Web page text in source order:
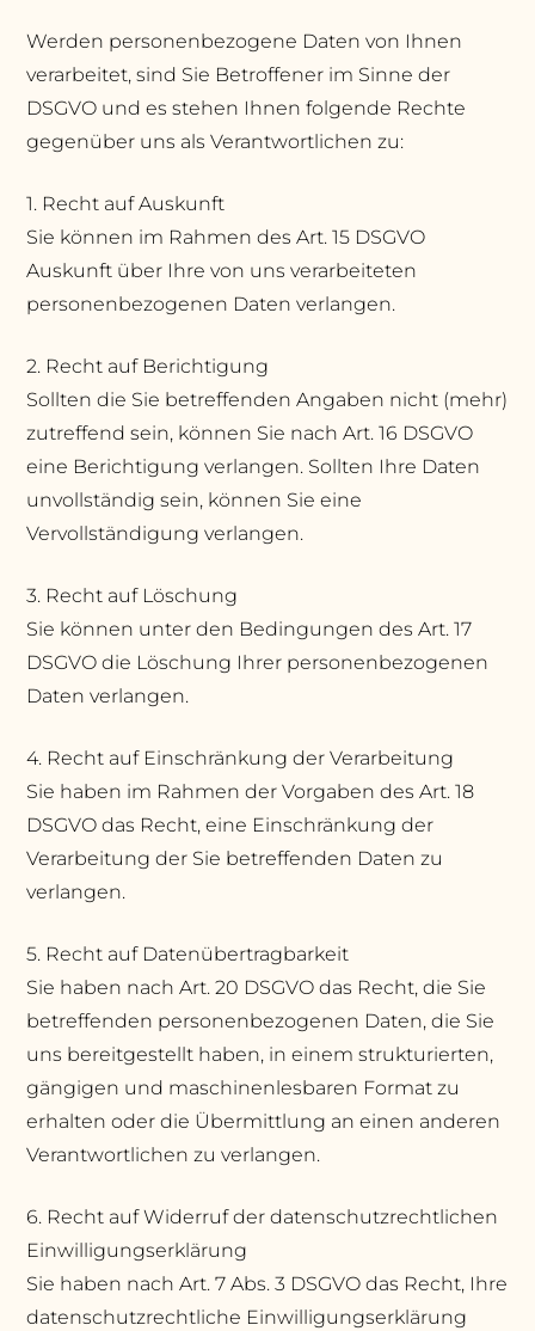
Werden personenbezogene Daten von Ihnen
verarbeitet, sind Sie Betroffener im Sinne der
DSGVO und es stehen Ihnen folgende Rechte
gegenüber uns als Verantwortlichen zu:
1. Recht auf Auskunft
Sie können im Rahmen des Art. 15 DSGVO
Auskunft über Ihre von uns verarbeiteten
personenbezogenen Daten verlangen.
2. Recht auf Berichtigung
Sollten die Sie betreffenden Angaben nicht (mehr)
zutreffend sein, können Sie nach Art. 16 DSGVO
eine Berichtigung verlangen. Sollten Ihre Daten
unvollständig sein, können Sie eine
Vervollständigung verlangen.
3. Recht auf Löschung
Sie können unter den Bedingungen des Art. 17
DSGVO die Löschung Ihrer personenbezogenen
Daten verlangen.
4. Recht auf Einschränkung der Verarbeitung
Sie haben im Rahmen der Vorgaben des Art. 18
DSGVO das Recht, eine Einschränkung der
Verarbeitung der Sie betreffenden Daten zu
verlangen.
5. Recht auf Datenübertragbarkeit
Sie haben nach Art. 20 DSGVO das Recht, die Sie
betreffenden personenbezogenen Daten, die Sie
uns bereitgestellt haben, in einem strukturierten,
gängigen und maschinenlesbaren Format zu
erhalten oder die Übermittlung an einen anderen
Verantwortlichen zu verlangen.
6. Recht auf Widerruf der datenschutzrechtlichen
Einwilligungserklärung
Sie haben nach Art. 7 Abs. 3 DSGVO das Recht, Ihre
datenschutzrechtliche Einwilligungserklärung